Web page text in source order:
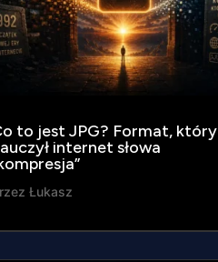
to jest JPG? Format, który
internet słowa
Łukasz